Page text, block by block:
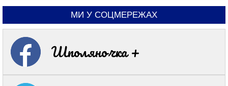
МИ У СОЦМЕРЕЖАХ
Шполяночка +